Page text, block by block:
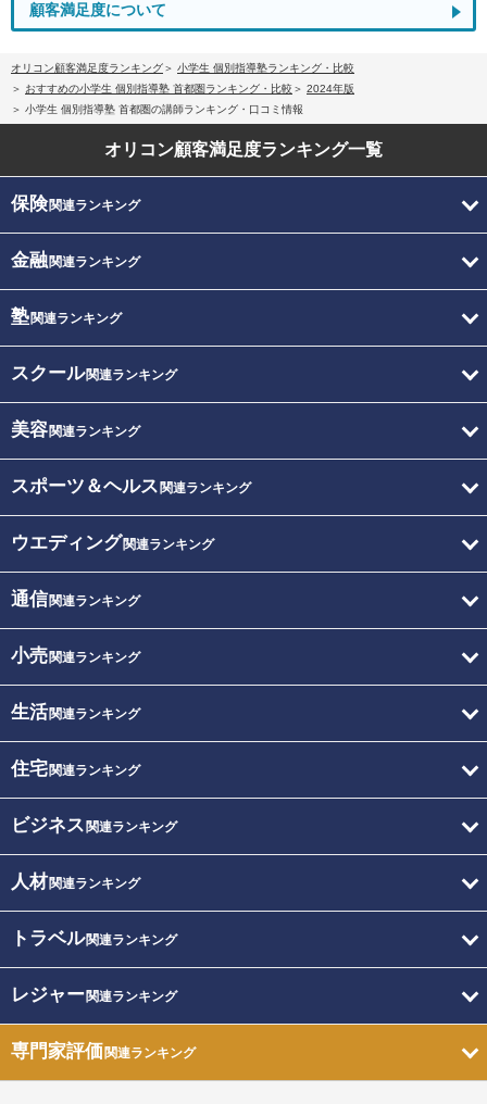
顧客満足度について
オリコン顧客満足度ランキング
小学生 個別指導塾ランキング・比較
おすすめの小学生 個別指導塾 首都圏ランキング・比較
2024年版
小学生 個別指導塾 首都圏の講師ランキング・口コミ情報
オリコン顧客満足度ランキング一覧
保険関連ランキング
金融関連ランキング
塾関連ランキング
スクール関連ランキング
美容関連ランキング
スポーツ＆ヘルス 関連ランキング
ウエディング関連ランキング
通信関連ランキング
小売関連ランキング
生活関連ランキング
住宅関連ランキング
ビジネス 関連ランキング
人材関連ランキング
トラベル関連ランキング
レジャー関連ランキング
専門家評価関連ランキング